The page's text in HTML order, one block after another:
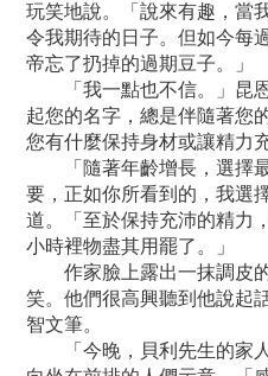
玩笑地說。「說來有趣，當
令我期待的日子。但如今每
帝忘了扔掉的過期豆子。」
「我一點也不信。」昆恩
起您的名字，總是伴隨著您
您有什麼保持身材或讓精力
「隨著年齡增長，選擇最
要，正如你所看到的，我選
道。「至於保持充沛的精力
小時裡物盡其用罷了。」
作家臉上露出一抹調皮的
笑。他們很高興聽到他說起
智文筆。
「今晚，貝利先生的家人